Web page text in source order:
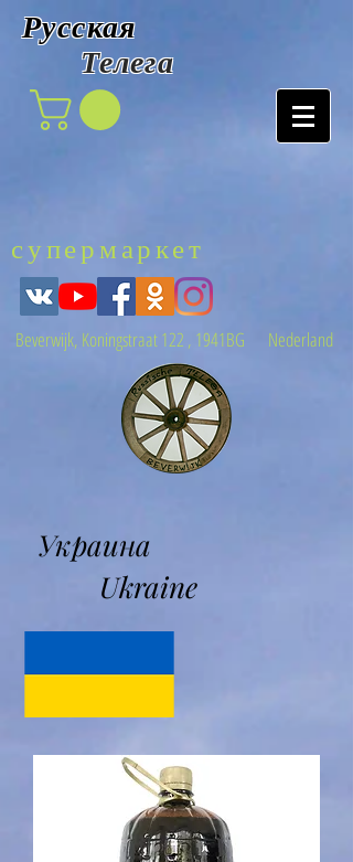
Русская
Телега
супермаркет
Beverwijk, Koningstraat 122 , 1941BG Nederland
Украина
Ukraine